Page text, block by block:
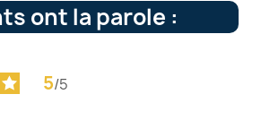
ont la parole :
5/5